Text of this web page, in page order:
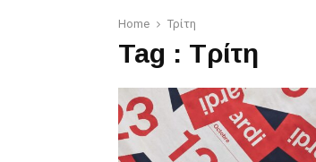
Home Τρίτη
Tag : Τρίτη